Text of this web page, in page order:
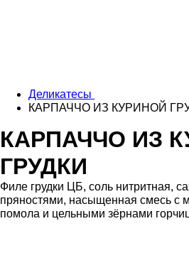
Деликатесы
КАРПАЧЧО ИЗ КУРИНОЙ
КАРПАЧЧО ИЗ
ГРУДКИ
Филе грудки ЦБ, соль нитритная,
пряностями, насыщенная смесь с
помола и цельными зёрнами